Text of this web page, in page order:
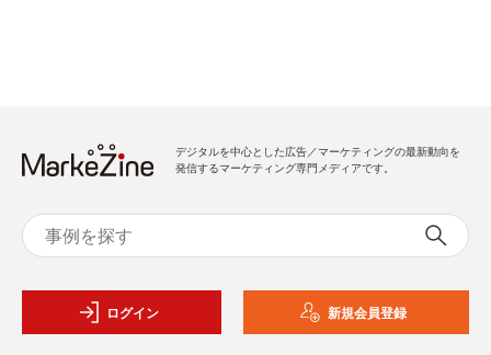
デジタルを中心とした広告／マーケティングの最新動向を
発信するマーケティング専門メディアです。
ログイン 新規会員登録